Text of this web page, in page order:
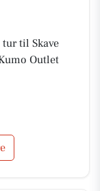
tur til Skave
Outlet